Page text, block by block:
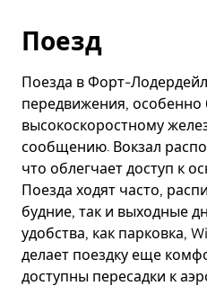
Поезд
Поезда в Форт-
передвижения, особенно
высокоскоростному
сообщению. Вокзал
что облегчает доступ к
Поезда ходят часто,
будние, так и выходные
удобства, как парковка,
делает поездку еще
доступны пересадки к